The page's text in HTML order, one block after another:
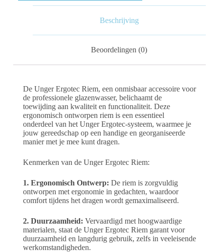
Beschrijving
Beoordelingen (0)
De Unger Ergotec Riem, een onmisbaar accessoire voor
de professionele glazenwasser, belichaamt de
toewijding aan kwaliteit en functionaliteit. Deze
ergonomisch ontworpen riem is een essentieel
onderdeel van het Unger Ergotec-systeem, waarmee je
jouw gereedschap op een handige en georganiseerde
manier met je mee kunt dragen.
Kenmerken van de Unger Ergotec Riem:
1. Ergonomisch Ontwerp: De riem is zorgvuldig
ontworpen met ergonomie in gedachten, waardoor
comfort tijdens het dragen wordt gemaximaliseerd.
2. Duurzaamheid: Vervaardigd met hoogwaardige
materialen, staat de Unger Ergotec Riem garant voor
duurzaamheid en langdurig gebruik, zelfs in veeleisende
werkomstandigheden.